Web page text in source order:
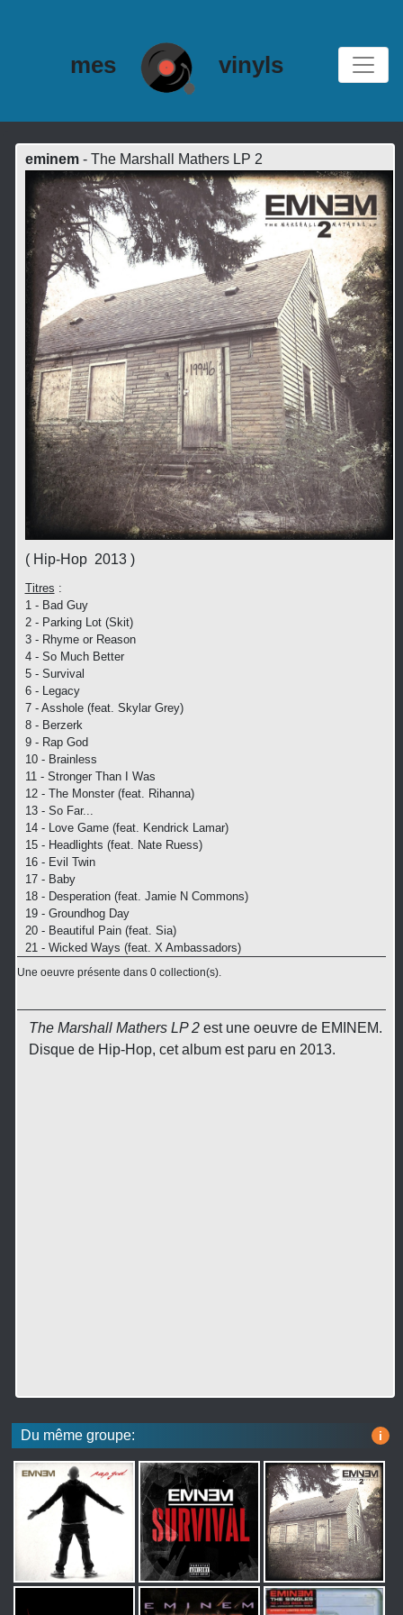
mes vinyls
eminem- The Marshall Mathers LP 2
( Hip-Hop 2013 )
Titres :
1 - Bad Guy
2 - Parking Lot (Skit)
3 - Rhyme or Reason
4 - So Much Better
5 - Survival
6 - Legacy
7 - Asshole (feat. Skylar Grey)
8 - Berzerk
9 - Rap God
10 - Brainless
11 - Stronger Than I Was
12 - The Monster (feat. Rihanna)
13 - So Far...
14 - Love Game (feat. Kendrick Lamar)
15 - Headlights (feat. Nate Ruess)
16 - Evil Twin
17 - Baby
18 - Desperation (feat. Jamie N Commons)
19 - Groundhog Day
20 - Beautiful Pain (feat. Sia)
21 - Wicked Ways (feat. X Ambassadors)
Une oeuvre présente dans 0 collection(s).
The Marshall Mathers LP 2est une oeuvre de EMINEM.
Disque de Hip-Hop, cet album est paru en 2013.
Du même groupe: i